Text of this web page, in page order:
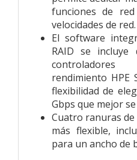
funciones de
velocidades de red.
El software
RAID se incluye
rendimiento HPE
flexibilidad de
Gbps que mejor
Cuatro ranuras
más flexible,
para un ancho de